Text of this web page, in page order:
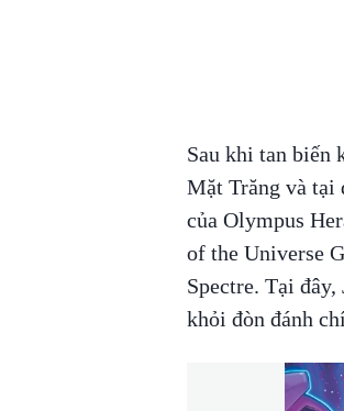
Sau khi tan biến
Mặt Trăng và tại
của Olympus
of the Universe
Spectre. Tại đây,
khỏi đòn đánh